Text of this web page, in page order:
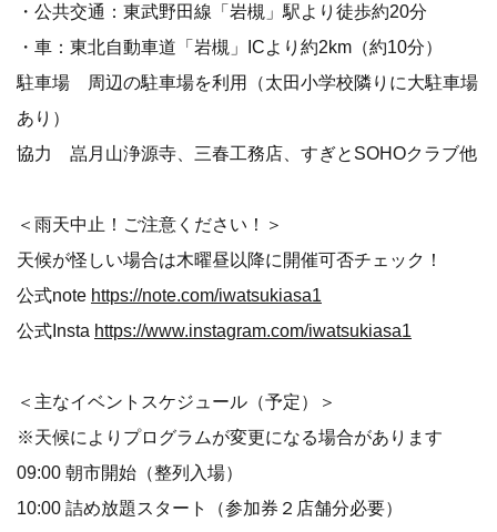
・公共交通：東武野田線「岩槻」駅より徒歩約20分
・車：東北自動車道「岩槻」ICより約2km（約10分）
駐車場 周辺の駐車場を利用（太田小学校隣りに大駐車場
あり）
協力 嵓月山浄源寺、三春工務店、すぎとSOHOクラブ他
＜雨天中止！ご注意ください！＞
天候が怪しい場合は木曜昼以降に開催可否チェック！
公式note https://note.com/iwatsukiasa1
公式Insta https://www.instagram.com/iwatsukiasa1
＜主なイベントスケジュール（予定）＞
※天候によりプログラムが変更になる場合があります
09:00 朝市開始（整列入場）
10:00 詰め放題スタート（参加券２店舗分必要）